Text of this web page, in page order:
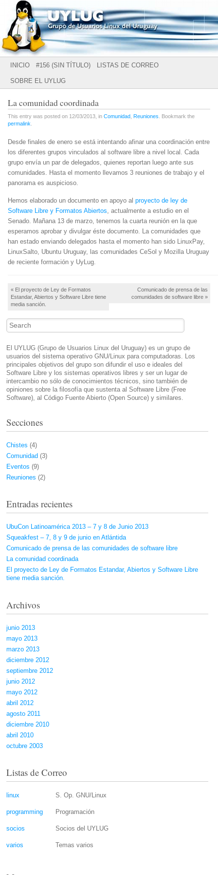
UYLUG
Grupo de Usuarios Linux del Uruguay
Main menu
SKIP
CONTENT
INICIO #156 (SIN TÍTULO) LISTAS DE CORREO
SOBRE EL UYLUG
La comunidad coordinada
This entry was posted on 12/03/2013, in Comunidad Reuniones . Bookmark the
permalink
Desde finales de enero se está intentando afinar una coordinación entre
los diferentes grupos vinculados al software libre a nivel local. Cada
grupo envía un par de delegados, quienes reportan luego ante sus
comunidades. Hasta el momento llevamos 3 reuniones de trabajo y el
panorama es auspicioso.
Hemos elaborado un documento en apoyo al proyecto de ley de
Software Libre y Formatos Abiertos , actualmente a estudio en el
Senado. Mañana 13 de marzo, tenemos la cuarta reunión en la que
esperamos aprobar y divulgar éste documento. La comunidades que
han estado enviando delegados hasta el momento han sido LinuxPay,
LinuxSalto, Ubuntu Uruguay, las comunidades CeSol y Mozilla Uruguay
de reciente formación y UyLug.
Post navigation
«El proyecto de Ley de Formatos
Estandar, Abiertos y Software Libre tiene
media sanción.
Comunicado de prensa de las
comunidades de software libre »
Search
El UYLUG (Grupo de Usuarios Linux del Uruguay) es un grupo de
usuarios del sistema operativo GNU/Linux para computadoras. Los
principales objetivos del grupo son difundir el uso e ideales del
Software Libre y los sistemas operativos libres y ser un lugar de
intercambio no sólo de conocimientos técnicos, sino también de
opiniones sobre la filosofía que sustenta al Software Libre (Free
Software), al Código Fuente Abierto (Open Source) y similares.
Secciones
Chistes (4)
Comunidad (3)
Eventos (9)
Reuniones (2)
Entradas recientes
UbuCon Latinoamérica 2013 – 7 y 8 de Junio 2013
Squeakfest – 7, 8 y 9 de junio en Atlántida
Comunicado de prensa de las comunidades de software libre
La comunidad coordinada
El proyecto de Ley de Formatos Estandar, Abiertos y Software Libre
tiene media sanción.
Archivos
junio 2013
mayo 2013
marzo 2013
diciembre 2012
septiembre 2012
junio 2012
mayo 2012
abril 2012
agosto 2011
diciembre 2010
abril 2010
octubre 2003
Listas de Correo
linux S. Op. GNU/Linux
programming Programación
socios Socios del UYLUG
varios Temas varios